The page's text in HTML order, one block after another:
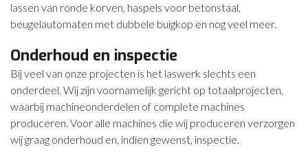
lassen van ronde korven, haspels voor betonstaal,
beugelautomaten met dubbele buigkop en nog veel meer.
Onderhoud en inspectie
Bij veel van onze projecten is het laswerk slechts een
onderdeel. Wij zijn voornamelijk gericht op totaalprojecten,
waarbij machineonderdelen of complete machines
produceren. Voor alle machines die wij produceren verzorgen
wij graag onderhoud en, indien gewenst, inspectie.